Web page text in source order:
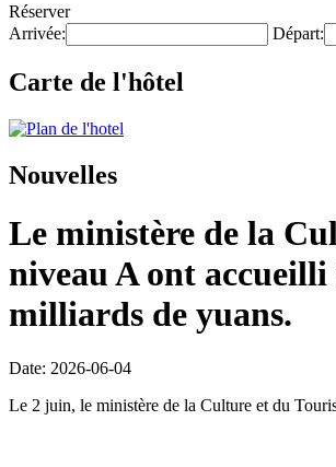
Réserver
Arrivée:
Départ:
Carte de l'hôtel
Nouvelles
Le ministère de la
niveau A ont accueilli
milliards de yuans.
Date: 2026-06-04
Le 2 juin, le ministère de la Culture et du